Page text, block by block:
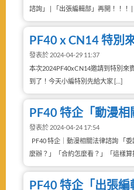
諮詢」 | 「出張編輯部」再開！！！
PF40 x CN14 特別
發表於 2024-04-29 11:37
本次2024PF40xCN14邀請到特別來
到了！今天小編特別先給大家 […]
PF40 特企「動漫相
發表於 2024-04-24 17:54
PF40 特企｜動漫相關法律諮詢 「
麼辦？」「合約怎麼看？」「這樣
PF40 特企「出張編